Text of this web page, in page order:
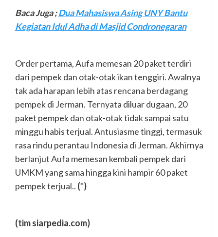
Baca Juga;Dua Mahasiswa Asing UNY Bantu
Kegiatan Idul Adha di Masjid Condronegaran
Order pertama, Aufa memesan 20 paket terdiri
dari pempek dan otak-otak ikan tenggiri. Awalnya
tak ada harapan lebih atas rencana berdagang
pempek di Jerman. Ternyata diluar dugaan, 20
paket pempek dan otak-otak tidak sampai satu
minggu habis terjual. Antusiasme tinggi, termasuk
rasa rindu perantau Indonesia di Jerman. Akhirnya
berlanjut Aufa memesan kembali pempek dari
UMKM yang sama hingga kini hampir 60 paket
pempek terjual.. (*)
(tim siarpedia.com)